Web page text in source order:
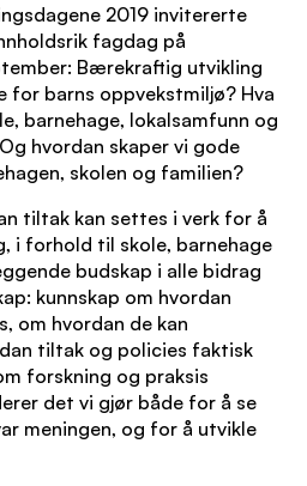
2019 invitererte
fagdag på
Bærekraftig utvikling
barns oppvekstmiljø? Hva
barnehage, lokalsamfunn og
hvordan skaper vi gode
skolen og familien?
tiltak kan settes i verk for å
i forhold til skole, barnehage
budskap i alle bidrag
kunnskap om hvordan
om hvordan de kan
tiltak og policies faktisk
forskning og praksis
det vi gjør både for å se
meningen, og for å utvikle